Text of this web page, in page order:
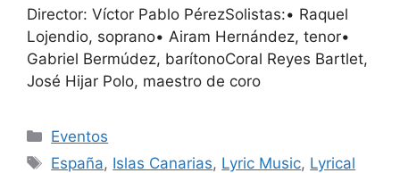
Director: Víctor Pablo PérezSolistas:• Raquel
Lojendio, soprano• Airam Hernández, tenor•
Gabriel Bermúdez, barítonoCoral Reyes Bartlet,
José Hijar Polo, maestro de coro
Eventos
España, Islas Canarias, Lyric Music, Lyrical